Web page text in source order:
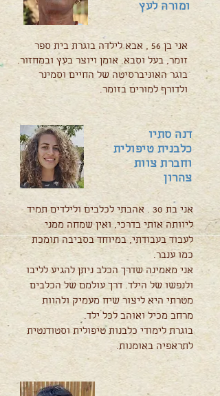
ומורה לעץ
אני בן 56 , אבא לילדה בוגרת בית ספר
זומר, בעל וסבא. אומן ויוצר בעץ ובמִּחזור.
בוגר האוניברסיטה של החיים וסמינר
ולדורף למורים בזומר.
דנה סתיו
כלבנית טיפולית
וחברת צוות
צהרון
אני בת 30 . אהבתי לכלבים ולילדים תמיד
ליוותה אותי בדרכי, ואין שמחה ממני
לעבוד בעבודתי, במיוחד בסביבה תומכת
כמו ענבר.
אני מאמינה שדרך הכלב ניתן להגיע לליבו
ולנפשו של הילד. דרך עולמם של הכלבים
מטרתי היא ליצור שיח מעמיק ולהוות
מרחב מכיל ואוהב לכל ילד.
בוגרת לימודי כלבנות טיפולית וסטודנטית
לתראפיה באומנות.